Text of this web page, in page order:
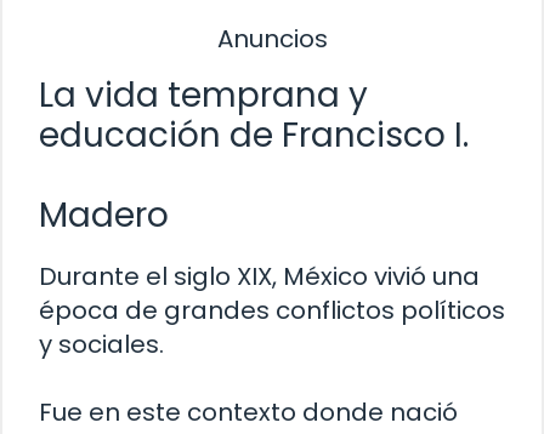
Anuncios
La vida temprana y
educación de Francisco I.
Madero
Durante el siglo XIX, México vivió una
época de grandes conflictos políticos
y sociales.
Fue en este contexto donde nació